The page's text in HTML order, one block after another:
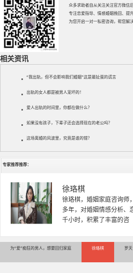
众多求助者自从关注关注官方微信
专注恋爱指导、 情感婚姻挽回 、提
为您开启一对一私密咨询，帮您解
相关资讯
“我出轨，但不会影响我们婚姻”这是最扯蛋的谎言
出轨的女人都是被男人宠坏的！
爱人出轨的时间里，你都在做什么？
如果没有孩子，下辈子还会选择现在的老公吗？
这场离婚的风波里，究竟是谁的错？
专家推荐推荐：
徐珞棋
徐珞棋，婚姻家庭咨询师
多年，对婚姻情感分析、
千小时，积累了丰富的咨
为“爱”痴狂的男人，想要回归家庭 徐珞棋 罗天